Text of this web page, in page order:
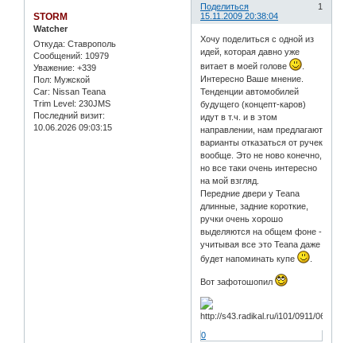
Поделиться
1
15.11.2009 20:38:04
STORM
Watcher
Откуда: Ставрополь
Сообщений: 10979
Уважение: +339
Пол: Мужской
Car: Nissan Teana
Trim Level: 230JMS
Последний визит:
10.06.2026 09:03:15
Хочу поделиться с одной из
идей, которая давно уже
витает в моей голове
Интересно Ваше мнение.
Тенденции автомобилей
будущего (концепт-каров)
идут в т.ч. и в этом
направлении, нам предлагают
варианты отказаться от ручек
вообще. Это не ново конечно,
но все таки очень интересно
на мой взгляд.
Передние двери у Teana
длинные, задние короткие,
ручки очень хорошо
выделяются на общем фоне -
учитывая все это Teana даже
будет напоминать купе
Вот зафотошопил
0